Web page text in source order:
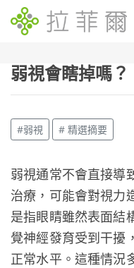
弱視會瞎掉嗎？
#弱視 # 精選摘要
弱視通常不會直接導
治療，可能會對視力
是指眼睛雖然表面結
覺神經發育受到干擾
正常水平。這種情況